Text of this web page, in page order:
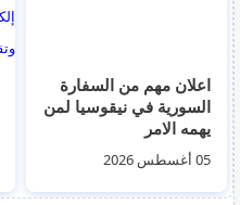
اعلان مهم من السفارة
السورية في نيقوسيا لمن
يهمه الامر
05 أغسطس 2026